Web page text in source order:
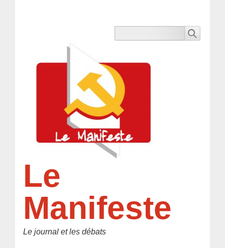
Le
Manifeste
Le journal et les débats